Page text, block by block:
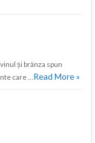
și brânza spun
care …Read More »